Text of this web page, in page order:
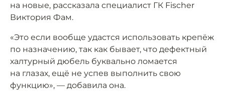
на новые, рассказала специалист ГК Fischer
Виктория Фам.
«Это если вообще удастся использовать крепёж
по назначению, так как бывает, что дефектный
халтурный дюбель буквально ломается
на глазах, ещё не успев выполнить свою
функцию», — добавила она.